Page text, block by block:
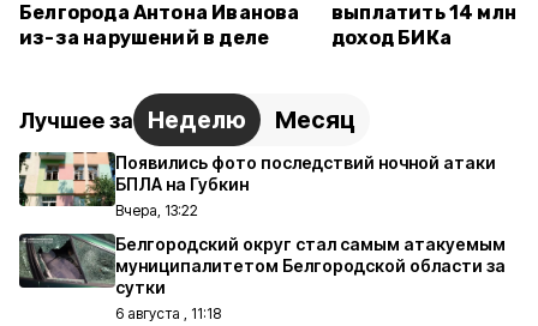
Белгорода Антона Иванова
из-за нарушений в деле
выплатить 14 млн
доход БИКа
Лучшее за Неделю Месяц
Появились фото последствий ночной атаки
БПЛА на Губкин
Вчера, 13:22
Белгородский округ стал самым атакуемым
муниципалитетом Белгородской области за
сутки
6 августа , 11:18